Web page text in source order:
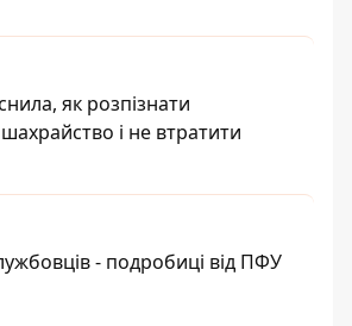
як розпізнати
і не втратити
- подробиці від ПФУ